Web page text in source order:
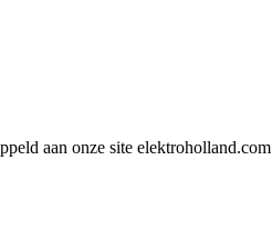
aan onze site elektroholland.com